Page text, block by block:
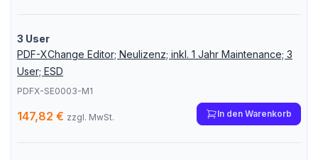
3 User
PDF-XChange Editor; Neulizenz; inkl. 1 Jahr Maintenance; 3
User; ESD
PDFX-SE0003-M1
147,82 € zzgl. MwSt. In den Warenkorb